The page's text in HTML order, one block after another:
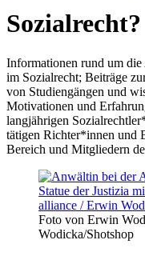
Informationen rund um
im Sozialrecht; Beiträge
von Studiengängen und
Motivationen und
langjährigen
tätigen Richter*innen und
Bereich und Mitgliedern
Foto von Erwin
Wodicka/Shotshop